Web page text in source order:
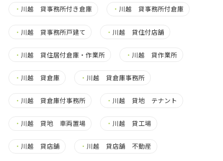
・ 川越 貸事務所付き倉庫 ・ 川越 貸事務所付倉庫
・ 川越 貸事務所戸建て ・ 川越 貸住付店舗
・ 川越 貸住居付倉庫・作業所 ・ 川越 貸作業所
・ 川越 貸倉庫 ・ 川越 貸倉庫事務所
・ 川越 貸倉庫付事務所 ・ 川越 貸地 テナント
・ 川越 貸地 車両置場 ・ 川越 貸工場
・ 川越 貸店舗 ・ 川越 貸店舗 不動産